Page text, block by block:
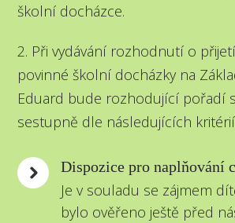
školní docházce.
2. Při vydávání rozhodnutí o
povinné školní docházky na
Eduard bude rozhodující pořadí
sestupně dle následujících
Dispozice pro naplňování
Je v souladu se zájmem
bylo ověřeno ještě před